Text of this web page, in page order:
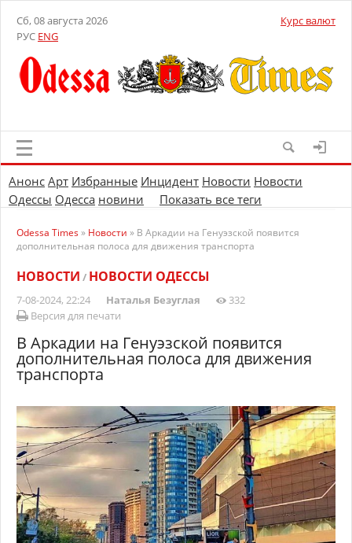
Сб, 08 августа 2026
РУС ENG
Курс валют
Анонс Арт Избранные Инцидент Новости Новости
Одессы Одесса новини Показать все теги
Odessa Times» Новости » В Аркадии на Генуэзской появится
дополнительная полоса для движения транспорта
НОВОСТИ / НОВОСТИ ОДЕССЫ
7-08-2024, 22:24 Наталья Безуглая
332
Версия для печати
В Аркадии на Генуэзской появится
дополнительная полоса для движения
транспорта